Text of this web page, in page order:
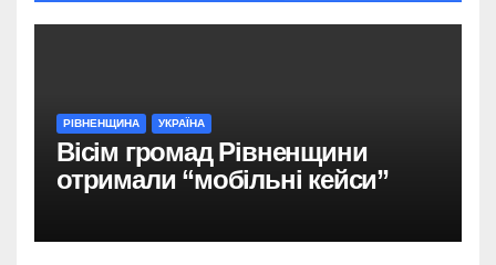
РІВНЕНЩИНА УКРАЇНА
Вісім громад Рівненщини
отримали “мобільні кейси”